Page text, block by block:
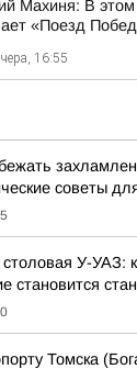
Махиня: В этом
«Поезд
16:55
советы
У-УАЗ:
становится
Томска